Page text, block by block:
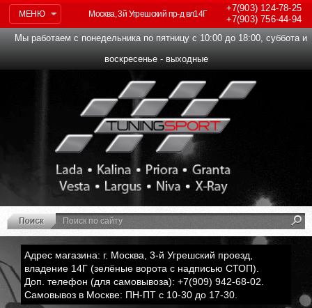
МЕНЮ
+7(903)124-78-25
+7(903)756-44-94
Москва, 3й Угрешский пр-д вл14Г
Мы работаем с понедельника по пятницу с 10:00 до 18:00, суббота и
воскресенье - выходные
Адрес магазина: г. Москва, 3-й Угрешский проезд,
владение 14Г (зелёные ворота с надписью СТОП).
Доп. телефон (для самовывоза): +7(909) 942-68-02.
Самовывоз в Москве: ПН-ПТ с 10-30 до 17-30.